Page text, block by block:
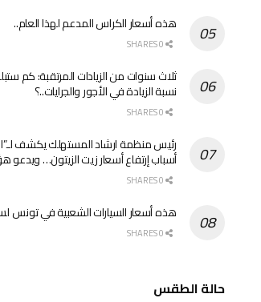
هذه أسعار الكراس المدعم لهذا العام..
ثلاث سنوات من الزيادات المرتقبة: كم
نسبة الزيادة في الأجور والجرايات..؟
رئيس منظمة ارشاد المستهلك يكشف
أسباب إرتفاع أسعار زيت الزيتون… ويدعو
هذه أسعار السيارات الشعبية في تونس لسنة
حالة الطقس